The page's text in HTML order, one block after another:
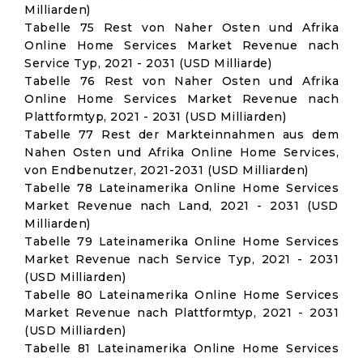
Milliarden)
Tabelle 75 Rest von Naher Osten und Afrika
Online Home Services Market Revenue nach
Service Typ, 2021 - 2031 (USD Milliarde)
Tabelle 76 Rest von Naher Osten und Afrika
Online Home Services Market Revenue nach
Plattformtyp, 2021 - 2031 (USD Milliarden)
Tabelle 77 Rest der Markteinnahmen aus dem
Nahen Osten und Afrika Online Home Services,
von Endbenutzer, 2021-2031 (USD Milliarden)
Tabelle 78 Lateinamerika Online Home Services
Market Revenue nach Land, 2021 - 2031 (USD
Milliarden)
Tabelle 79 Lateinamerika Online Home Services
Market Revenue nach Service Typ, 2021 - 2031
(USD Milliarden)
Tabelle 80 Lateinamerika Online Home Services
Market Revenue nach Plattformtyp, 2021 - 2031
(USD Milliarden)
Tabelle 81 Lateinamerika Online Home Services